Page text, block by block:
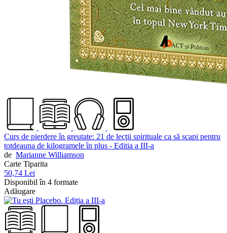
Curs de pierdere în greutate: 21 de lecţii spirituale ca să scapi pentru
totdeauna de kilogramele în plus - Editia a III-a
de Marianne Williamson
Carte Tiparita
50,74 Lei
Disponibil în 4 formate
Adăugare